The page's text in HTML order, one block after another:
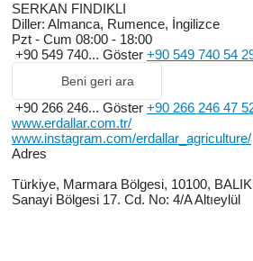
SERKAN FINDIKLI
Diller: Almanca, Rumence, İngilizce
Pzt - Cum 08:00 - 18:00
+90 549 740... Göster +90 549 740 54
Beni geri ara
+90 266 246... Göster +90 266 246 47
www.erdallar.com.tr/
www.instagram.com/erdallar_agriculture/
Adres
Türkiye, Marmara Bölgesi, 10100,
Sanayi Bölgesi 17. Cd. No: 4/A Altıeylül